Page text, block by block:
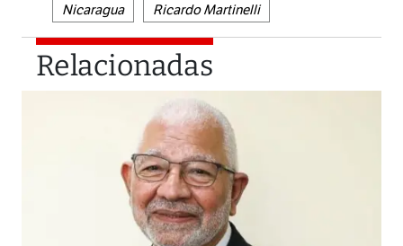
Nicaragua
Ricardo Martinelli
Relacionadas